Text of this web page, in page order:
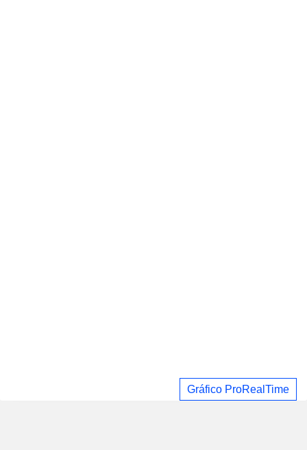
Gráfico ProRealTime